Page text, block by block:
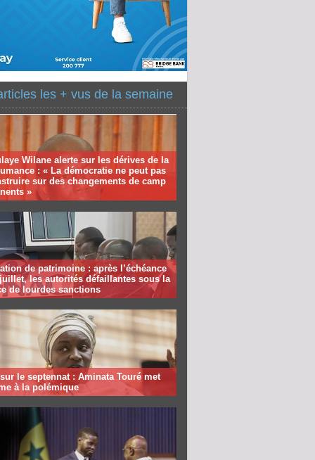
les + vus de la semaine
Wilane alerte sur les dérives de la
: « La démocratie ne peut pas
sur des changements de camp
»
de patrimoine : après l’échéance
les autorités défaillantes sous la
de lourdes sanctions
le septennat : Aminata Touré met
à la polémique